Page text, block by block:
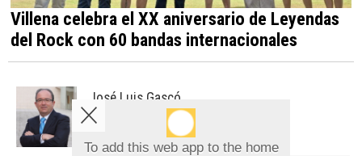
Villena celebra el XX aniversario de Leyendas
del Rock con 60 bandas internacionales
José Luis Gascó
Desde el Club de las Buenas Decisiones
To add this web app to the home